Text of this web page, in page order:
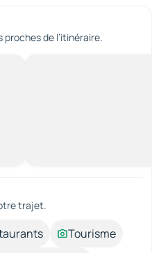
de l’itinéraire.
trajet.
Tourisme